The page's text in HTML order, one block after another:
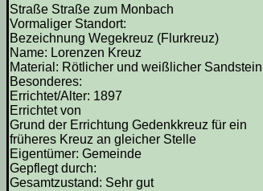
Straße Straße zum Monbach
Vormaliger Standort:
Bezeichnung Wegekreuz (Flurkreuz)
Name: Lorenzen Kreuz
Material: Rötlicher und weißlicher Sandstein
Besonderes:
Errichtet/Alter: 1897
Errichtet von
Grund der Errichtung Gedenkkreuz für ein
früheres Kreuz an gleicher Stelle
Eigentümer: Gemeinde
Gepflegt durch:
Gesamtzustand: Sehr gut